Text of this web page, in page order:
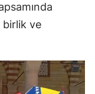
birlik ve